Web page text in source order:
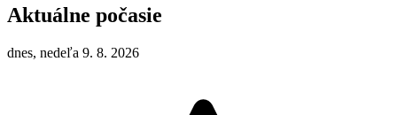
Aktuálne počasie
dnes, nedeľa 9. 8. 2026